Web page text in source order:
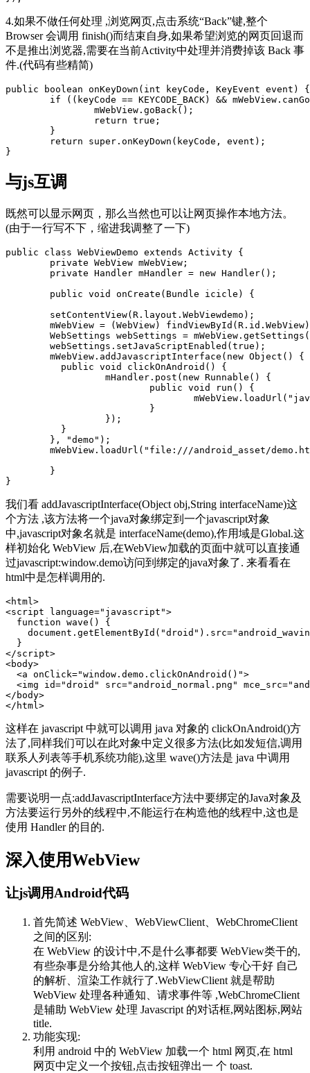
4.如果不做任何处理 ,浏览网页,点击系统“Back”键,整个
Browser 会调用 finish()而结束自身,如果希望浏览的网页回退而
不是推出浏览器,需要在当前Activity中处理并消费掉该 Back 事
件.(代码有些精简)
public boolean onKeyDown(int keyCode, KeyEvent event) {
与js互调
既然可以显示网页，那么当然也可以让网页操作本地方法。
(由于一行写不下，缩进我调整了一下)
public class WebViewDemo extends Activity {
我们看 addJavascriptInterface(Object obj,String interfaceName)这
个方法 ,该方法将一个java对象绑定到一个javascript对象
中,javascript对象名就是 interfaceName(demo),作用域是Global.这
样初始化 WebView 后,在WebView加载的页面中就可以直接通
过javascript:window.demo访问到绑定的java对象了. 来看看在
html中是怎样调用的.
<html>
<script language="javascript">
  function wave() {
  }
</script>
<body>
  <a onClick="window.demo.clickOnAndroid()">
<img id="droid" src="android_normal.png"
</body>
这样在 javascript 中就可以调用 java 对象的 clickOnAndroid()方
法了,同样我们可以在此对象中定义很多方法(比如发短信,调用
联系人列表等手机系统功能),这里 wave()方法是 java 中调用
javascript 的例子.
需要说明一点:addJavascriptInterface方法中要绑定的Java对象及
方法要运行另外的线程中,不能运行在构造他的线程中,这也是
使用 Handler 的目的.
深入使用WebView
让js调用Android代码
首先简述 WebView、WebViewClient、WebChromeClient
之间的区别:
在 WebView 的设计中,不是什么事都要 WebView类干的,
有些杂事是分给其他人的,这样 WebView 专心干好 自己
的解析、渲染工作就行了.WebViewClient 就是帮助
WebView 处理各种通知、请求事件等 ,WebChromeClient
是辅助 WebView 处理 Javascript 的对话框,网站图标,网站
title.
功能实现:
利用 android 中的 WebView 加载一个 html 网页,在 html
网页中定义一个按钮,点击按钮弹出一 个 toast.